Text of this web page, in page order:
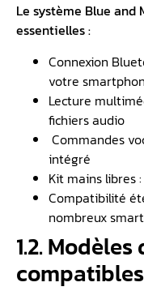
Le système Blue
essentielles :
Connexion
votre
Lecture
fichiers audio
Commandes
intégré
Kit mains libres
Compatibilité
nombreux
1.2.
compatibles